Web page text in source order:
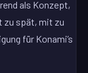
als Konzept,
zu spät, mit zu
für Konami’s